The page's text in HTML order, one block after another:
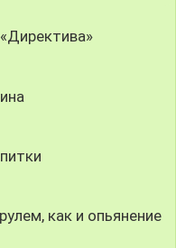
как и опьянение